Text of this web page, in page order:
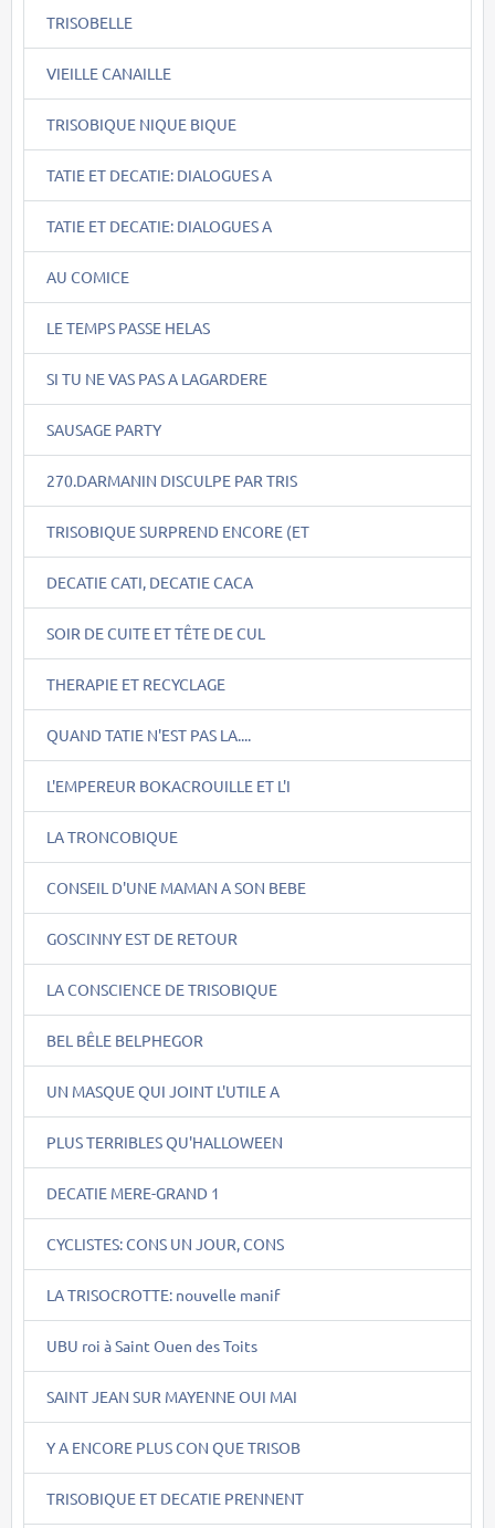
TRISOBELLE
VIEILLE CANAILLE
TRISOBIQUE NIQUE BIQUE
TATIE ET DECATIE: DIALOGUES A
TATIE ET DECATIE: DIALOGUES A
AU COMICE
LE TEMPS PASSE HELAS
SI TU NE VAS PAS A LAGARDERE
SAUSAGE PARTY
270.DARMANIN DISCULPE PAR TRIS
TRISOBIQUE SURPREND ENCORE (ET
DECATIE CATI, DECATIE CACA
SOIR DE CUITE ET TÊTE DE CUL
THERAPIE ET RECYCLAGE
QUAND TATIE N'EST PAS LA....
L'EMPEREUR BOKACROUILLE ET L'I
LA TRONCOBIQUE
CONSEIL D'UNE MAMAN A SON BEBE
GOSCINNY EST DE RETOUR
LA CONSCIENCE DE TRISOBIQUE
BEL BÊLE BELPHEGOR
UN MASQUE QUI JOINT L'UTILE A
PLUS TERRIBLES QU'HALLOWEEN
DECATIE MERE-GRAND 1
CYCLISTES: CONS UN JOUR, CONS
LA TRISOCROTTE: nouvelle manif
UBU roi à Saint Ouen des Toits
SAINT JEAN SUR MAYENNE OUI MAI
Y A ENCORE PLUS CON QUE TRISOB
TRISOBIQUE ET DECATIE PRENNENT